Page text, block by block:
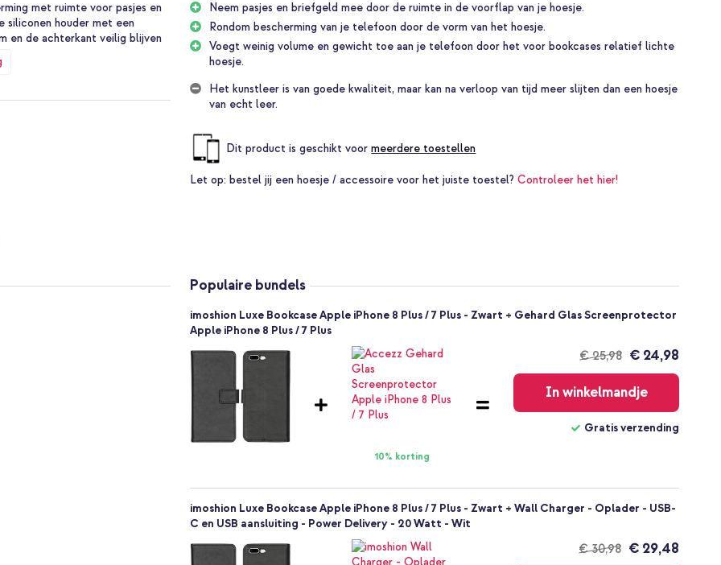
met ruimte voor pasjes en
siliconen houder met een
en de achterkant veilig blijven
bij een val tot 1 meter
gewicht toe zodat de
extra accessoires
perfect is
Neem pasjes en briefgeld mee door de ruimte in de voorflap van je hoesje.
Rondom bescherming van je telefoon door de vorm van het hoesje.
Voegt weinig volume en gewicht toe aan je telefoon door het voor bookcases relatief lichte
hoesje.
Het kunstleer is van goede kwaliteit, maar kan na verloop van tijd meer slijten dan een hoesje
van echt leer.
Dit product is geschikt voormeerdere toestellen
Let op: bestel jij een hoesje / accessoire voor het juiste toestel?Controleer het hier!
Populaire bundels
imoshion Luxe Bookcase Apple iPhone 8 Plus / 7 Plus - Zwart + Gehard Glas Screenprotector
Apple iPhone 8 Plus / 7 Plus
10% korting
€ 25,98
verzending
€ 24,98
In winkelmandje
Gratis verzending
imoshion Luxe Bookcase Apple iPhone 8 Plus / 7 Plus - Zwart + Wall Charger - Oplader - USB-
C en USB aansluiting - Power Delivery - 20 Watt - Wit
€ 30,98 € 29,48